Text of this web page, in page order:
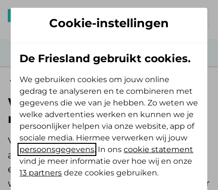
Zorg verzekerd
Wachtlijstbemiddeling
maakte het verschil voor Ties
Voor Ties van Steen werden
aanhoudende stemproblemen een
echte belemmering. Helaas liep de
wachttijd voor de KNO-arts steeds verder
Cookie-instellingen
De Friesland gebruikt cookies.
We gebruiken cookies om jouw online
gedrag te analyseren en te combineren met
gegevens die we van je hebben. Zo weten we
welke advertenties werken en kunnen we je
persoonlijker helpen via onze website, app of
sociale media. Hiermee verwerken wij jouw
persoonsgegevens. In onscookie statement
vind je meer informatie over hoe wij en onze
13 partners deze cookies gebruiken.